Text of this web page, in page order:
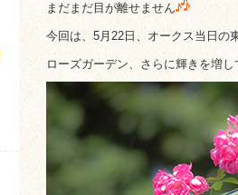
まだまだ目が離せません
今回は、5月22日、オークス当日の
ローズガーデン、さらに輝きを増し